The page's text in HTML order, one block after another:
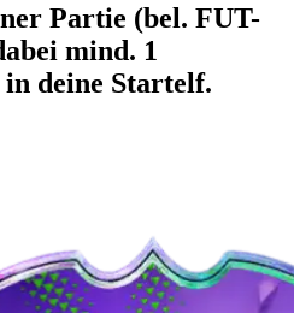
Partie (bel. FUT-
mind. 1
deine Startelf.